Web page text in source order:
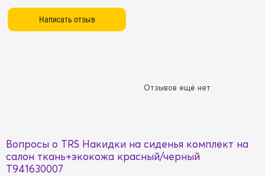
Отзывов ещё нет
Вопросы о TRS Накидки на сиденья комплект на
салон ткань+экокожа красный/черный
T941630007